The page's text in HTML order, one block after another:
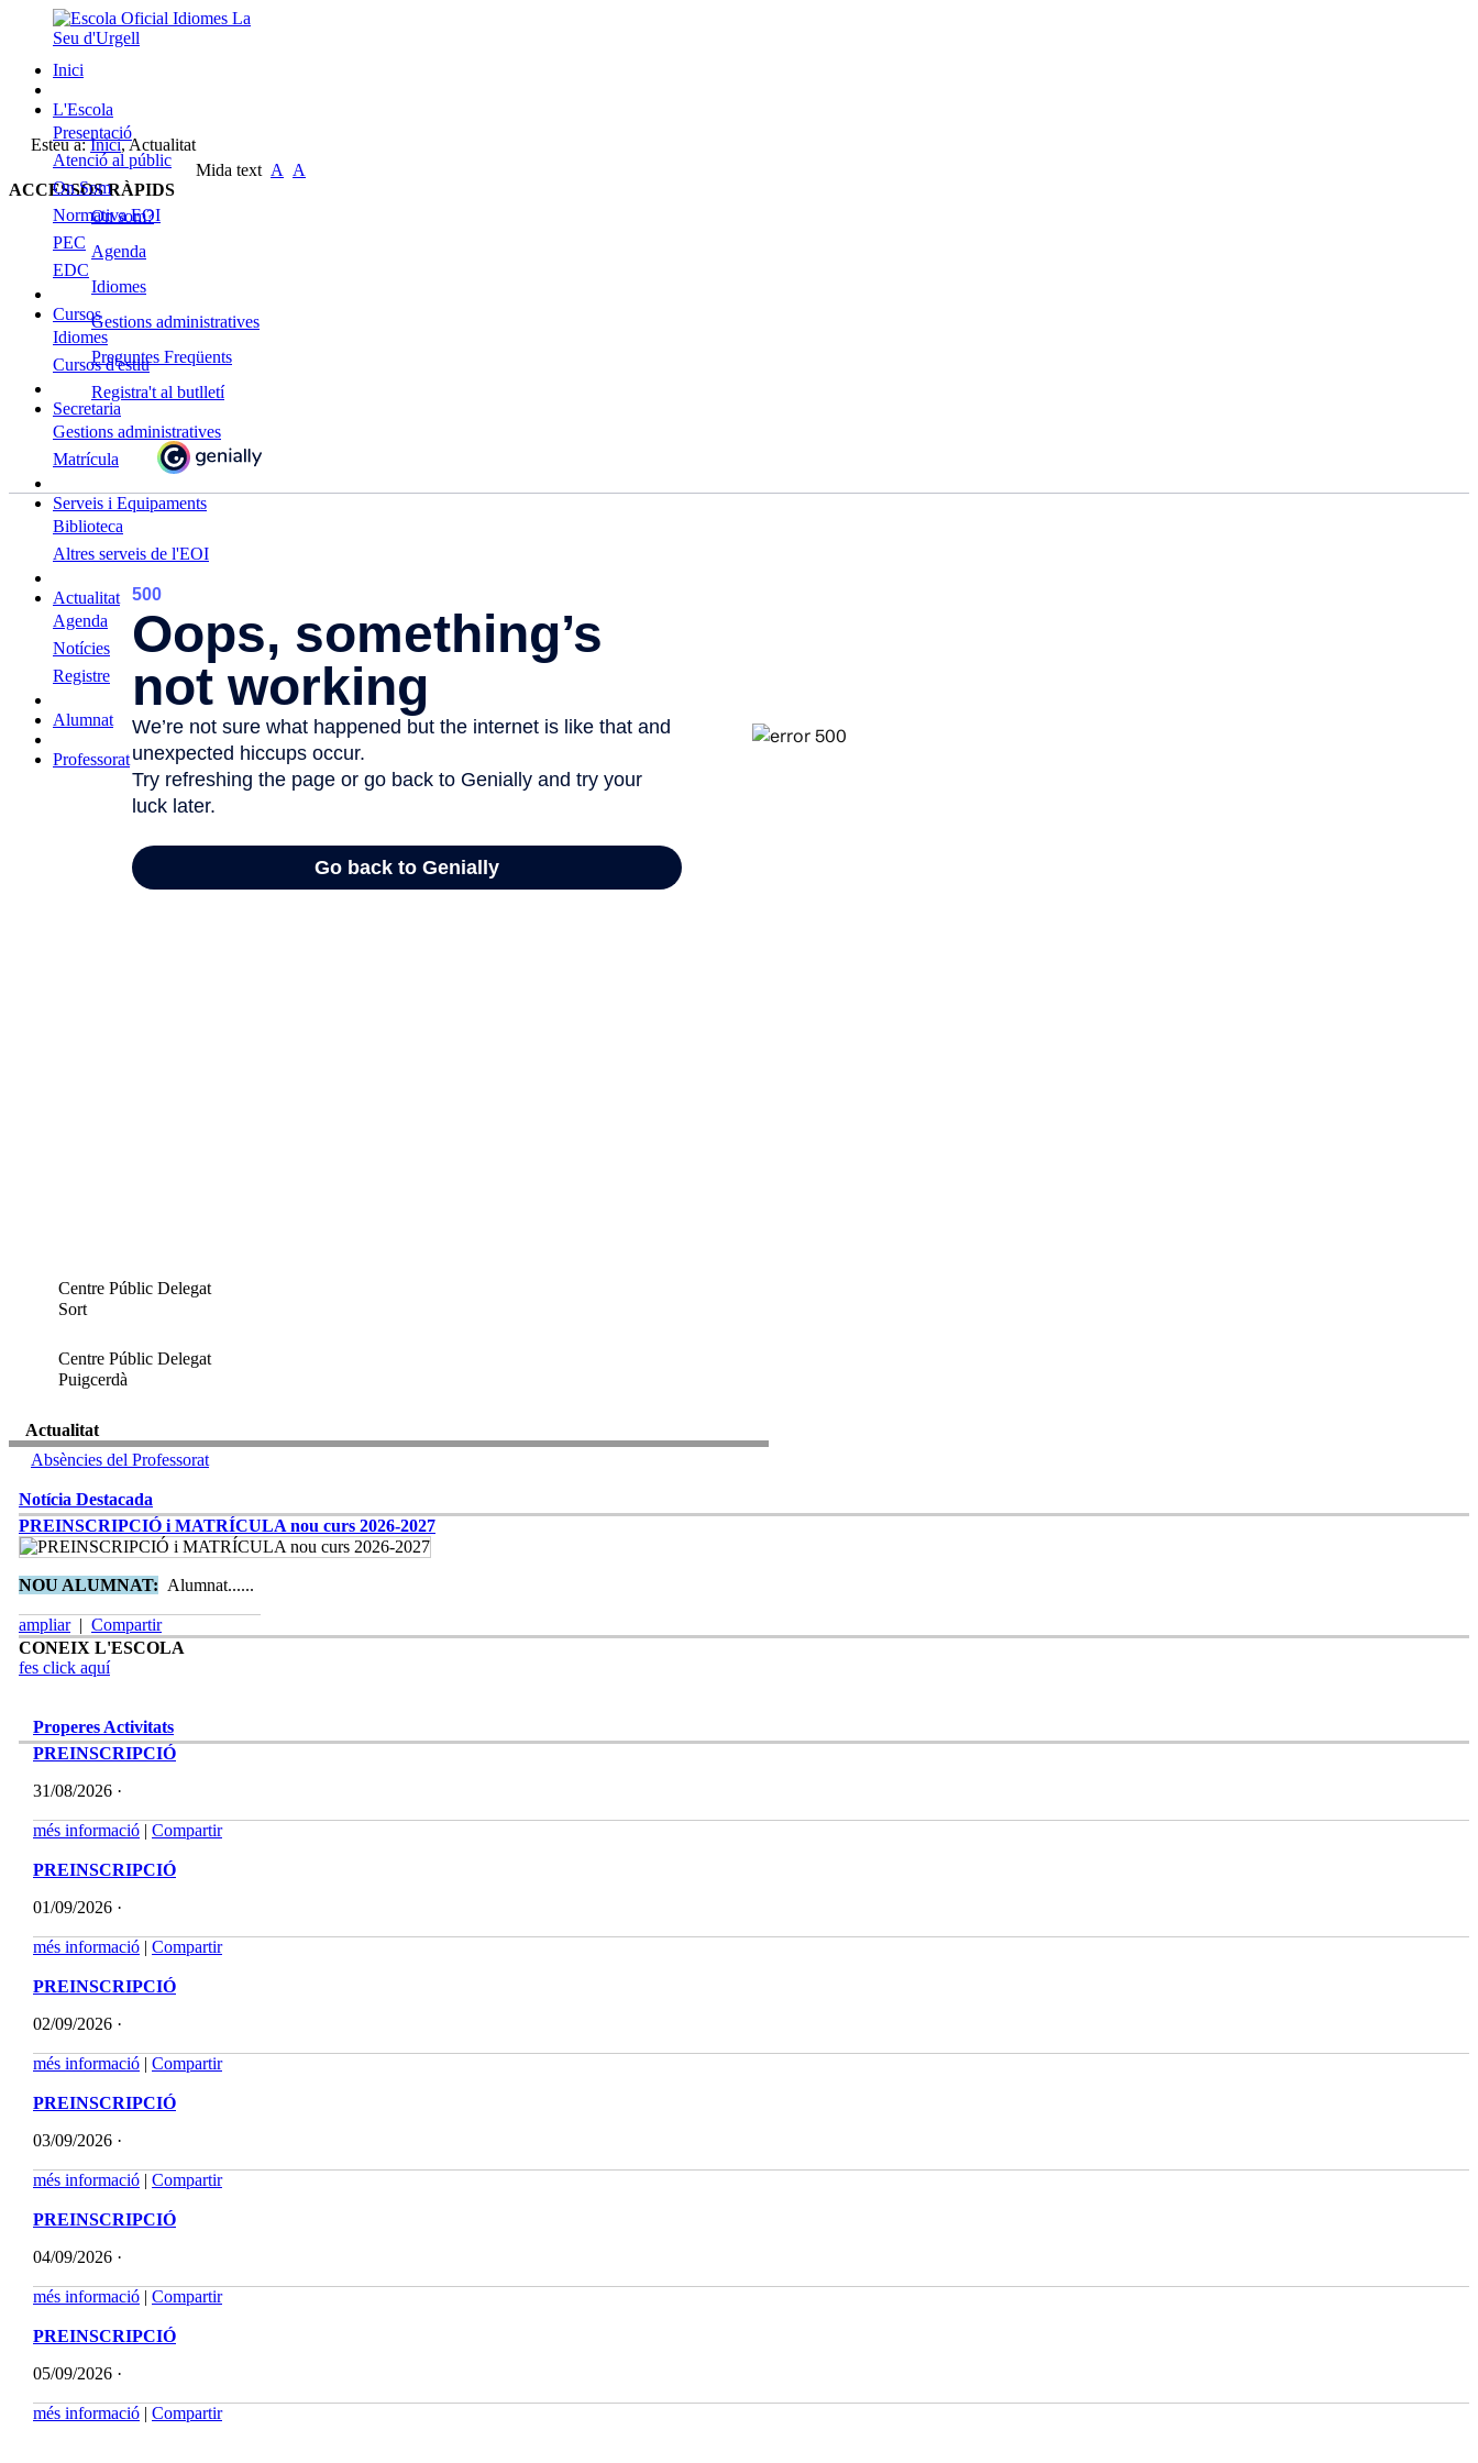
Inici
L'Escola
Presentació
Atenció al públic
On Som
Normativa EOI
PEC
EDC
Cursos
Idiomes
Cursos d'estiu
Secretaria
Gestions administratives
Matrícula
Serveis i Equipaments
Biblioteca
Altres serveis de l'EOI
Actualitat
Agenda
Notícies
Registre
Alumnat
Professorat
Esteu a:Inici,Actualitat
Mida text A
A
ACCESSOS RÀPIDS
On som?
Agenda
Idiomes
Gestions administratives
Preguntes Freqüents
Registra't al butlletí
Centre Públic Delegat
Sort
Centre Públic Delegat
Puigcerdà
Actualitat
Absències del Professorat
Notícia Destacada
PREINSCRIPCIÓ i MATRÍCULA nou curs 2026-2027
NOU ALUMNAT: Alumnat......
ampliar | Compartir
CONEIX L'ESCOLA
fes click aquí
Properes Activitats
PREINSCRIPCIÓ
31/08/2026 ·
més informació | Compartir
PREINSCRIPCIÓ
01/09/2026 ·
més informació | Compartir
PREINSCRIPCIÓ
02/09/2026 ·
més informació | Compartir
PREINSCRIPCIÓ
03/09/2026 ·
més informació | Compartir
PREINSCRIPCIÓ
04/09/2026 ·
més informació | Compartir
PREINSCRIPCIÓ
05/09/2026 ·
més informació | Compartir